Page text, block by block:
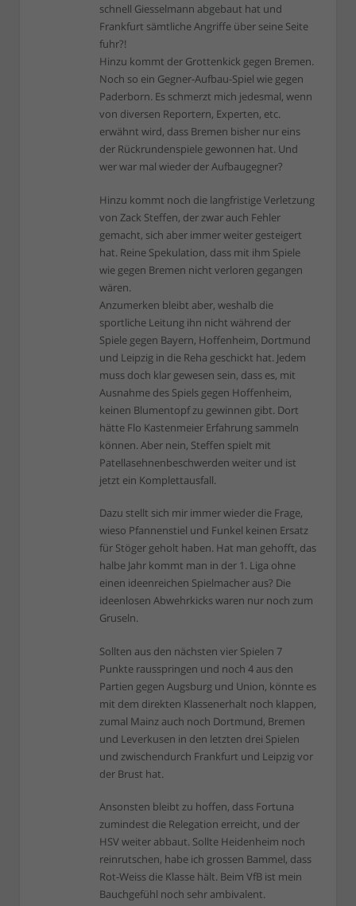
schnell Giesselmann abgebaut hat und
Frankfurt sämtliche Angriffe über seine Seite
fuhr?!
Hinzu kommt der Grottenkick gegen Bremen.
Noch so ein Gegner-Aufbau-Spiel wie gegen
Paderborn. Es schmerzt mich jedesmal, wenn
von diversen Reportern, Experten, etc.
erwähnt wird, dass Bremen bisher nur eins
der Rückrundenspiele gewonnen hat. Und
wer war mal wieder der Aufbaugegner?
Hinzu kommt noch die langfristige Verletzung
von Zack Steffen, der zwar auch Fehler
gemacht, sich aber immer weiter gesteigert
hat. Reine Spekulation, dass mit ihm Spiele
wie gegen Bremen nicht verloren gegangen
wären.
Anzumerken bleibt aber, weshalb die
sportliche Leitung ihn nicht während der
Spiele gegen Bayern, Hoffenheim, Dortmund
und Leipzig in die Reha geschickt hat. Jedem
muss doch klar gewesen sein, dass es, mit
Ausnahme des Spiels gegen Hoffenheim,
keinen Blumentopf zu gewinnen gibt. Dort
hätte Flo Kastenmeier Erfahrung sammeln
können. Aber nein, Steffen spielt mit
Patellasehnenbeschwerden weiter und ist
jetzt ein Komplettausfall.
Dazu stellt sich mir immer wieder die Frage,
wieso Pfannenstiel und Funkel keinen Ersatz
für Stöger geholt haben. Hat man gehofft, das
halbe Jahr kommt man in der 1. Liga ohne
einen ideenreichen Spielmacher aus? Die
ideenlosen Abwehrkicks waren nur noch zum
Gruseln.
Sollten aus den nächsten vier Spielen 7
Punkte rausspringen und noch 4 aus den
Partien gegen Augsburg und Union, könnte es
mit dem direkten Klassenerhalt noch klappen,
zumal Mainz auch noch Dortmund, Bremen
und Leverkusen in den letzten drei Spielen
und zwischendurch Frankfurt und Leipzig vor
der Brust hat.
Ansonsten bleibt zu hoffen, dass Fortuna
zumindest die Relegation erreicht, und der
HSV weiter abbaut. Sollte Heidenheim noch
reinrutschen, habe ich grossen Bammel, dass
Rot-Weiss die Klasse hält. Beim VfB ist mein
Bauchgefühl noch sehr ambivalent.